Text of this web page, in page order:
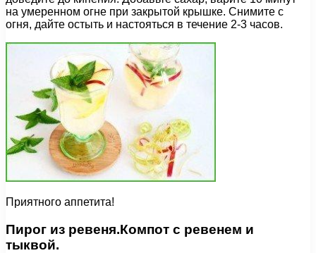
на умеренном огне при закрытой крышке. Снимите с
огня, дайте остыть и настояться в течение 2-3 часов.
Приятного аппетита!
Пирог из ревеня.Компот с ревенем и
тыквой.